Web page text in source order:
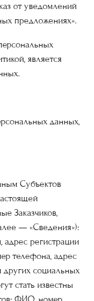
от уведомлений
предложениях».
является
данных,
Субъектов
Заказчиков,
— «Сведения»):
регистрации
телефона, адрес
других социальных
стать известны